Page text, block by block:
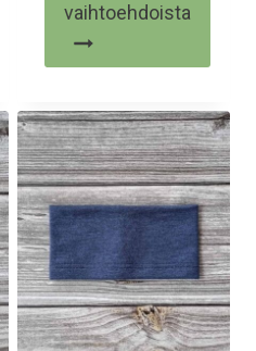
vaihtoehdoista
tuotteella
on
useampi
muunnelma.
Voit
tehdä
valinnat
tuotteen